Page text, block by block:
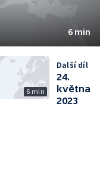
6 min
6 min
Další díl
24.
května
2023